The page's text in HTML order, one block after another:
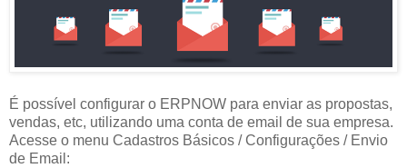
É possível configurar o ERPNOW para enviar as propostas,
vendas, etc, utilizando uma conta de email de sua empresa.
Acesse o menu Cadastros Básicos / Configurações / Envio
de Email: